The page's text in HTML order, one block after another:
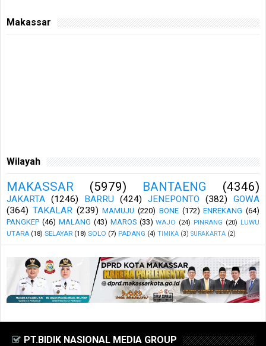
Makassar
Wilayah
MAKASSAR (5979) BANTAENG (4346)
JAKARTA (1246) BARRU (424) JENEPONTO (382)
GOWA
(364) TAKALAR (239) MAMUJU (220) BONE (172) ENREKANG (64)
PANGKEP (46) MALANG (43) MAROS (33) WAJO (24) PINRANG (20) LUWU
UTARA (18) SELAYAR (18) SOLO (7) PADANG (4) TIMIKA (3) SURAKARTA (2)
PT.BIDIK NASIONAL MEDIA GROUP